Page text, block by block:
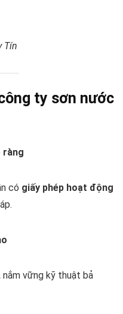
Tín
ty sơn nước
ràng
có giấy phép hoạt động
nắm vững kỹ thuật bả